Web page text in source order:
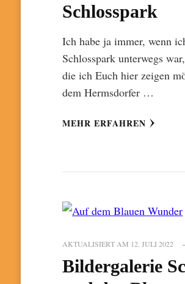
Schlosspark
Ich habe ja immer, wenn
Schlosspark unterwegs
die ich Euch hier zeigen
dem Hermsdorfer …
MEHR ERFAHREN
AKTUALISIERT AM 12. JULI 2022
Bildergalerie